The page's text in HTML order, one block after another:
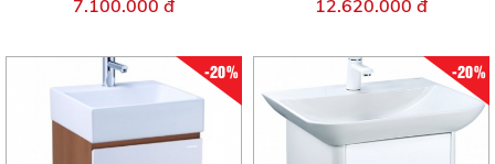
7.100.000 đ 12.620.000 đ
-20% -20%